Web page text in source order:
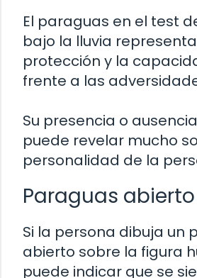
El paraguas en el test
bajo la lluvia
protección y la
frente a las
Su presencia o
puede revelar mucho
personalidad de la
Paraguas abierto
Si la persona dibuja un
abierto sobre la figura
puede indicar que se